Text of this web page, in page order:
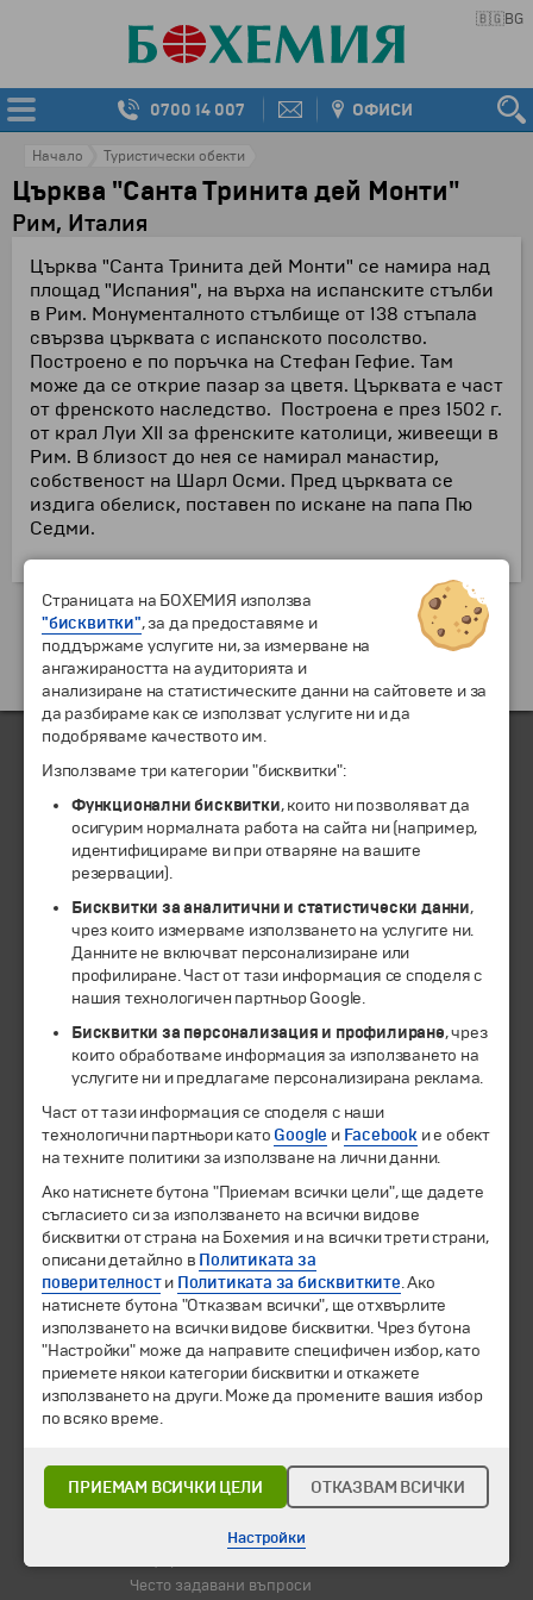
🇧🇬BG
0700 14 007 ОФИСИ
Начало Туристически обекти
Църква "Санта Тринита дей Монти"
Рим, Италия
Църква "Санта Тринита дей Монти" се намира над
площад "Испания", на върха на испанските стълби
в Рим. Монументалното стълбище от 138 стъпала
свързва църквата с испанското посолство.
Построено е по поръчка на Стефан Гефие. Там
може да се открие пазар за цветя. Църквата е част
от френското наследство. Построена е през 1502 г.
от крал Луи ХII за френските католици, живеещи в
Рим. В близост до нея се намирал манастир,
собственост на Шарл Осми. Пред църквата се
издига обелиск, поставен по искане на папа Пю
Седми.
Екскурзии и почивки до Италия »
© 1994-2026 Бохемия ООД.Всички права запазени.
Екскурзии и почивки
Направления
Календар
Всички програми от А до Я
Промоции
Горещи оферти
Потвърдени дати
Празници
Оферта на деня
Туристически обекти
Хотелски резервации
Корпоративно обслужване
Често задавани въпроси
Страницата на БОХЕМИЯ използва
"бисквитки", за да предоставяме и
поддържаме услугите ни, за измерване на
ангажираността на аудиторията и
анализиране на статистическите данни на сайтовете и за
да разбираме как се използват услугите ни и да
подобряваме качеството им.
Използваме три категории "бисквитки":
Функционални бисквитки, които ни позволяват да
осигурим нормалната работа на сайта ни (например,
идентифицираме ви при отваряне на вашите
резервации).
Бисквитки за аналитични и статистически данни,
чрез които измерваме използването на услугите ни.
Данните не включват персонализиране или
профилиране. Част от тази информация се споделя с
нашия технологичен партньор Google.
Бисквитки за персонализация и профилиране, чрез
които обработваме информация за използването на
услугите ни и предлагаме персонализирана реклама.
Част от тази информация се споделя с наши
технологични партньори като Google и Facebook и е обект
на техните политики за използване на лични данни.
Ако натиснете бутона "Приемам всички цели", ще дадете
съгласието си за използването на всички видове
бисквитки от страна на Бохемия и на всички трети страни,
описани детайлно в Политиката за
поверителности Политиката за бисквитките. Ако
натиснете бутона "Отказвам всички", ще отхвърлите
използването на всички видове бисквитки. Чрез бутона
"Настройки" може да направите специфичен избор, като
приемете някои категории бисквитки и откажете
използването на други. Може да промените вашия избор
по всяко време.
ПРИЕМАМ ВСИЧКИ ЦЕЛИ ОТКАЗВАМ ВСИЧКИ
Настройки